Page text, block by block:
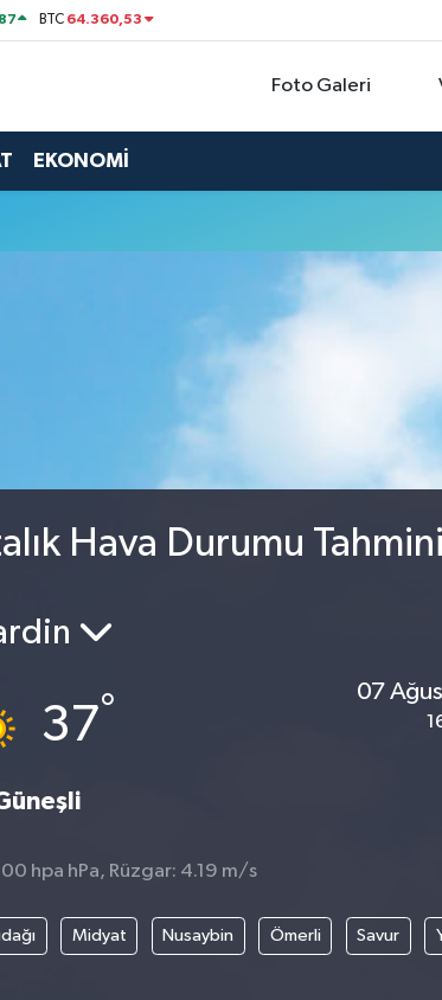
BTC 64.360,53
Foto Galeri
EKONOMİ
Hava Durumu Tahmini
37°
07
hpa hPa, Rüzgar: 4.19 m/s
Midyat Nusaybin Ömerli Savur